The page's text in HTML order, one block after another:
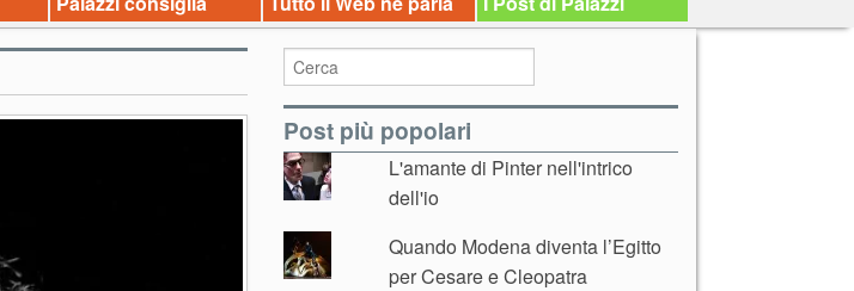
Post più popolari
L'amante di Pinter nell'intrico
dell'io
Quando Modena diventa l’Egitto
per Cesare e Cleopatra